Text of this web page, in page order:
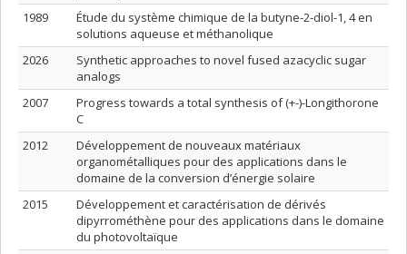
1989
Étude du système chimique de la butyne-2-diol-1, 4 en
solutions aqueuse et méthanolique
2026
Synthetic approaches to novel fused azacyclic sugar
analogs
2007
Progress towards a total synthesis of (+-)-Longithorone
C
2012
Développement de nouveaux matériaux
organométalliques pour des applications dans le
domaine de la conversion d’énergie solaire
2015
Développement et caractérisation de dérivés
dipyrrométhène pour des applications dans le domaine
du photovoltaïque